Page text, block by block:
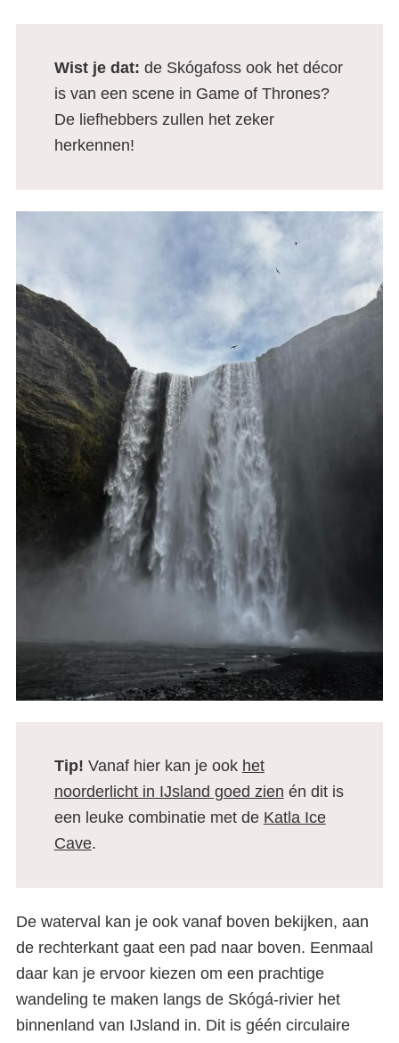
Wist je dat: de Skógafoss ook het décor
is van een scene in Game of Thrones?
De liefhebbers zullen het zeker
herkennen!
Tip! Vanaf hier kan je ook het
noorderlicht in IJsland goed zien én dit is
een leuke combinatie met de Katla Ice
Cave.
De waterval kan je ook vanaf boven bekijken, aan
de rechterkant gaat een pad naar boven. Eenmaal
daar kan je ervoor kiezen om een prachtige
wandeling te maken langs de Skógá-rivier het
binnenland van IJsland in. Dit is géén circulaire